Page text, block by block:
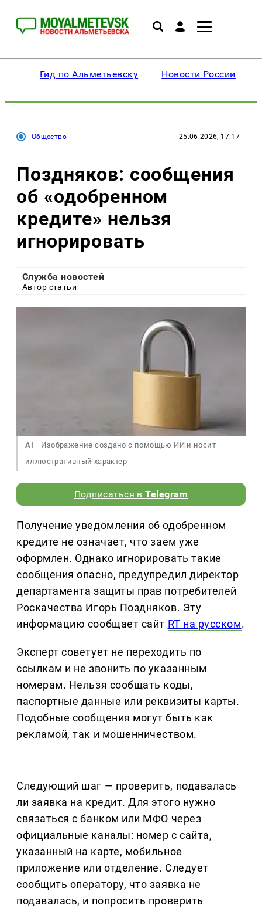
Гид по Альметьевску Новости России
Общество 25.06.2026, 17:17
Поздняков: сообщения
об «одобренном
кредите» нельзя
игнорировать
Служба новостей
Автор статьи
AI
Изображение создано с помощью ИИ и носит
иллюстративный характер
Подписаться вTelegram
Получение уведомления об одобренном
кредите не означает, что заем уже
оформлен. Однако игнорировать такие
сообщения опасно, предупредил директор
департамента защиты прав потребителей
Роскачества Игорь Поздняков. Эту
информацию сообщает сайт RT на русском.
Эксперт советует не переходить по
ссылкам и не звонить по указанным
номерам. Нельзя сообщать коды,
паспортные данные или реквизиты карты.
Подобные сообщения могут быть как
рекламой, так и мошенничеством.
Следующий шаг — проверить, подавалась
ли заявка на кредит. Для этого нужно
связаться с банком или МФО через
официальные каналы: номер с сайта,
указанный на карте, мобильное
приложение или отделение. Следует
сообщить оператору, что заявка не
подавалась, и попросить проверить